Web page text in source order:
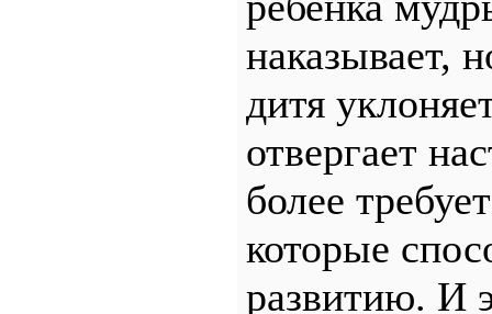
наказывает,
дитя
отвергает
более
которые
развитию. И